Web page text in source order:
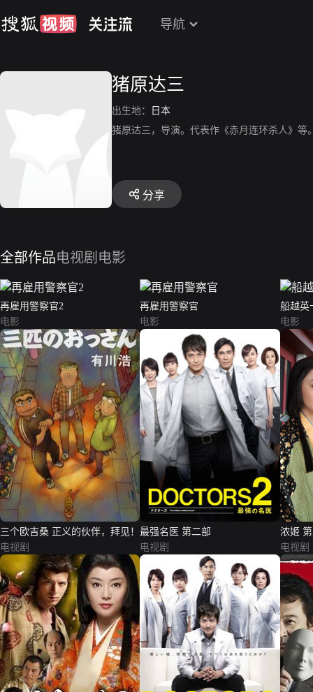
导航
猪原达三
出生地：
日本
猪原达三，导演。代表作《赤月连环杀人》等
分享
全部作品电视剧 电影
再雇用警察官2
电影
再雇用警察官
电影
船越英
电影
三个欧吉桑 正义的伙伴，拜见！
电视剧
最强名医 第二部
电视剧
浓姬
电视剧